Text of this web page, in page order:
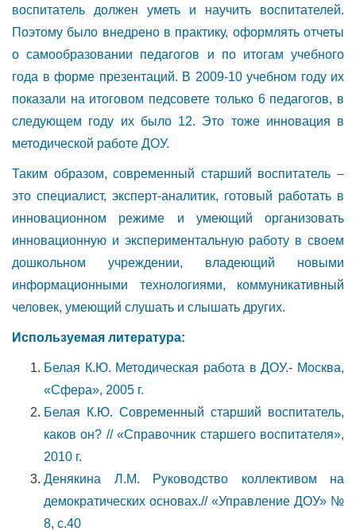
воспитатель должен уметь и научить воспитателей.
Поэтому было внедрено в практику, оформлять отчеты
о самообразовании педагогов и по итогам учебного
года в форме презентаций. В 2009-10 учебном году их
показали на итоговом педсовете только 6 педагогов, в
следующем году их было 12. Это тоже инновация в
методической работе ДОУ.
Таким образом, современный старший воспитатель –
это специалист, эксперт-аналитик, готовый работать в
инновационном режиме и умеющий организовать
инновационную и экспериментальную работу в своем
дошкольном учреждении, владеющий новыми
информационными технологиями, коммуникативный
человек, умеющий слушать и слышать других.
Используемая литература:
Белая К.Ю. Методическая работа в ДОУ.- Москва,
«Сфера», 2005 г.
Белая К.Ю. Современный старший воспитатель,
каков он? // «Справочник старшего воспитателя»,
2010 г.
Денякина Л.М. Руководство коллективом на
демократических основах.// «Управление ДОУ» №
8, с.40